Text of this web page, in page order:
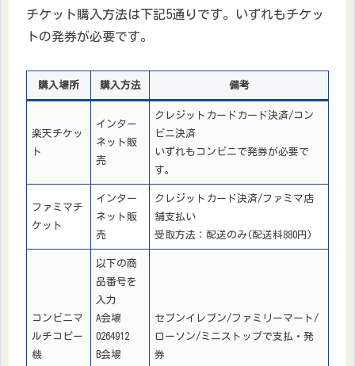
チケット購入方法は下記5通りです。いずれもチケッ
トの発券が必要です。
購入場所 購入方法 備考
楽天チケッ
ト
インター
ネット販
売
クレジットカードカード決済/コン
ビニ決済
いずれもコンビニで発券が必要で
す。
ファミマチ
ケット
インター
ネット販
売
クレジットカード決済/ファミマ店
舗支払い
受取方法：配送のみ(配送料880円)
コンビニマ
ルチコピー
機
以下の商
品番号を
入力
A会場
0264912
B会場
セブンイレブン/ファミリーマート/
ローソン/ミニストップで支払・発
券